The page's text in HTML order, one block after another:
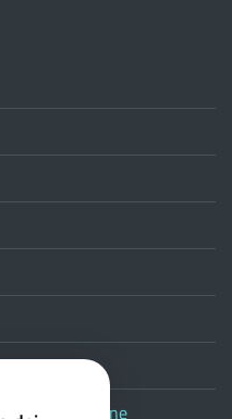
di pubblicazione